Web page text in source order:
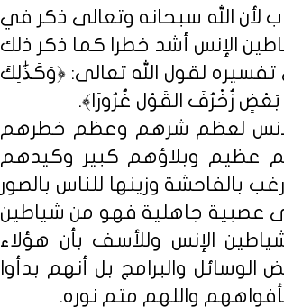
لأن الله سبحانه وتعالى ذكر في
الإنس أشد خطرا كما ذكر ذلك
تفسيره لقول الله تعالى: ﴿وَكَذَٰلِكَ
زُخْرُفَ القَوْلِ غُرُورًا﴾.
الإنس لعظم شرهم وعظم خطرهم
عظيم وبلاؤهم كبير وكيدهم
بالفاحشة وزينها للناس بالصور
عصبية جاهلية فهو من شياطين
الإنس وللأسف بأن هؤلاء
والبرامج بل أنهم بدأوا
واللهم متم نوره.